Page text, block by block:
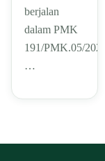
berjalan
dalam PMK
191/PMK.05/2020.
…